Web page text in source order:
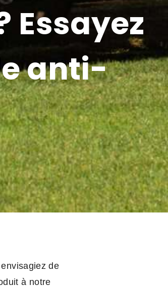
anti-
de
à notre